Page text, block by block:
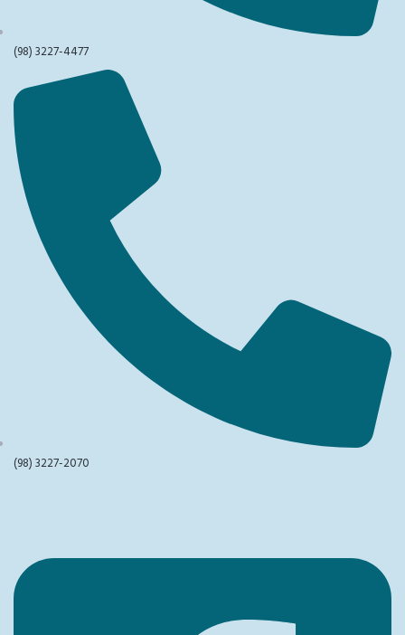
(98) 3227-4477
(98) 3227-2070